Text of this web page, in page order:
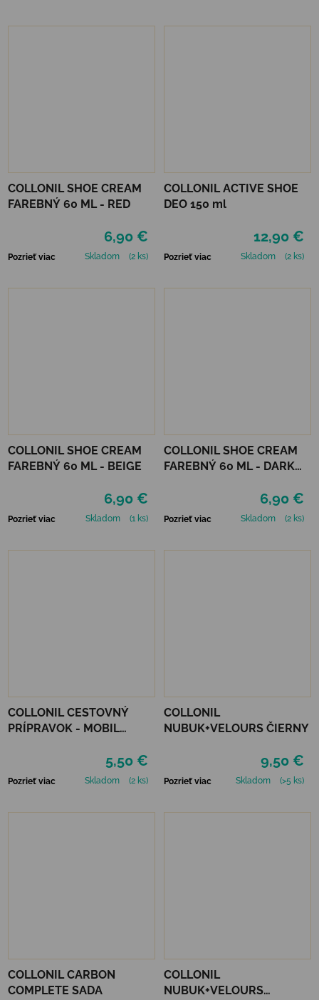
COLLONIL SHOE CREAM
FAREBNÝ 60 ML - RED
6,90 €
Pozrieť viac Skladom (2 ks)
COLLONIL ACTIVE SHOE
DEO 150 ml
12,90 €
Pozrieť viac Skladom (2 ks)
COLLONIL SHOE CREAM
FAREBNÝ 60 ML - BEIGE
6,90 €
Pozrieť viac Skladom (1 ks)
COLLONIL SHOE CREAM
FAREBNÝ 60 ML - DARK
6,90 €
Pozrieť viac Skladom (2 ks)
COLLONIL CESTOVNÝ
PRÍPRAVOK - MOBIL
5,50 €
Pozrieť viac Skladom (2 ks)
COLLONIL
NUBUK+VELOURS ČIERNY
9,50 €
Pozrieť viac Skladom (>5 ks)
COLLONIL CARBON
COMPLETE SADA
COLLONIL
NUBUK+VELOURS